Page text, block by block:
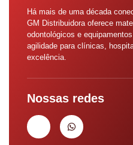
Há mais de uma década
GM Distribuidora oferece
odontológicos e
agilidade para clínicas,
excelência.
Nossas redes